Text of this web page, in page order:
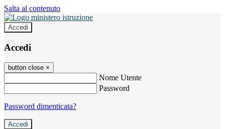
Salta al contenuto
Accedi
Accedi
button close ×
Nome Utente
Password
Password dimenticata?